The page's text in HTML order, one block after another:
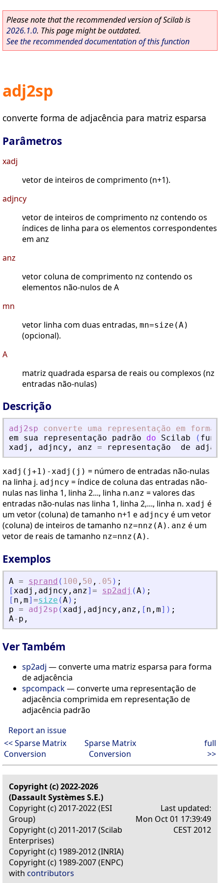
Please note that the recommended version of Scilab is
2026.1.0. This page might be outdated.
See the recommended documentation of this function
adj2sp
converte forma de adjacência para matriz esparsa
Parâmetros
xadj
vetor de inteiros de comprimento (n+1).
adjncy
vetor de inteiros de comprimento nz contendo os
índices de linha para os elementos correspondentes
em anz
anz
vetor coluna de comprimento nz contendo os
elementos não-nulos de A
mn
vetor linha com duas entradas, mn=size(A)
(opcional).
A
matriz quadrada esparsa de reais ou complexos (nz
entradas não-nulas)
Descrição
adj2sp converte uma representação em
forma
em
sua representação padrão do Scilab ( fun
xadj , adjncy , anz = representação de adjac
xadj(j+1)-xadj(j) = número de entradas não-nulas
na linha j. adjncy = índice de coluna das entradas não-
nulas nas linha 1, linha 2..., linha n.anz = valores das
entradas não-nulas nas linha 1, linha 2,..., linha n. xadj é
um vetor (coluna) de tamanho n+1 e adjncy é um vetor
(coluna) de inteiros de tamanho nz=nnz(A) . anz é um
vetor de reais de tamanho nz=nnz(A) .
Exemplos
A = sprand ( 100 , 50 , .05 ) ;
[xadj , adjncy , anz] = sp2adj (A) ;
[ n , m] =size (A) ;
p = adj2sp (xadj , adjncy , anz , [ n , m] ) ;
A- p ,
Ver Também
sp2adj — converte uma matriz esparsa para forma
de adjacência
spcompack— converte uma representação de
adjacência comprimida em representação de
adjacência padrão
Report an issue
<< Sparse Matrix
Conversion
Sparse Matrix
Conversion
full
>>
Copyright (c) 2022-2026
(Dassault Systèmes S.E.)
Copyright (c) 2017-2022 (ESI
Group)
Copyright (c) 2011-2017 (Scilab
Enterprises)
Copyright (c) 1989-2012 (INRIA)
Copyright (c) 1989-2007 (ENPC)
with contributors
Last updated:
Mon Oct 01 17:39:49
CEST 2012